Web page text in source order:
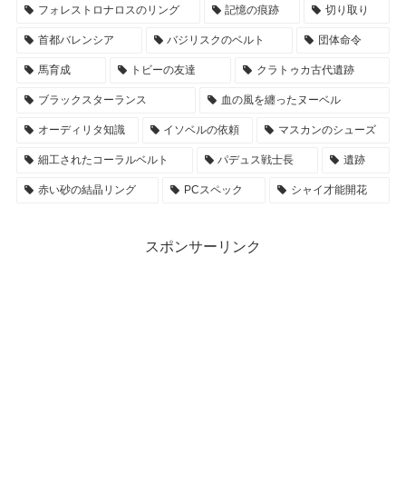
フォレストロナロスのリング 記憶の痕跡 切り取り
首都バレンシア バジリスクのベルト 団体命令
馬育成 トビーの友達 クラトゥカ古代遺跡
ブラックスターランス 血の風を纏ったヌーベル
オーディリタ知識 イソベルの依頼 マスカンのシューズ
細工されたコーラルベルト パデュス戦士長 遺跡
赤い砂の結晶リング PCスペック シャイ才能開花
スポンサーリンク